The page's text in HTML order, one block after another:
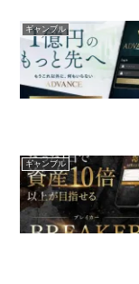
ギャンブル
ギャンブル